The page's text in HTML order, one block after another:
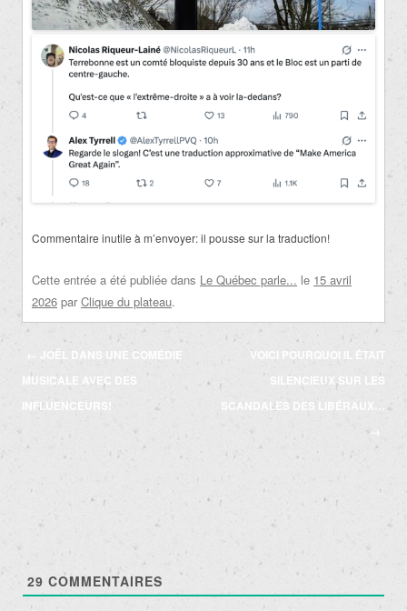
Commentaire inutile à m’envoyer: il pousse sur la traduction!
Cette entrée a été publiée dans Le Québec parle... le 15 avril
2026 par Clique du plateau.
Navigation
des
articles
JOËL DANS UNE COMÉDIE
MUSICALE AVEC DES
INFLUENCEURS!
VOICI POURQUOI IL ÉTAIT
SILENCIEUX SUR LES
SCANDALES DES LIBÉRAUX…
29 COMMENTAIRES